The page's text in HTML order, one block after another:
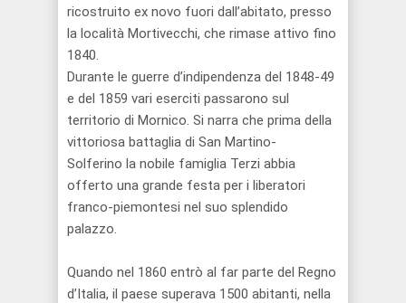
ricostruito ex novo fuori dall’abitato, presso
la località Mortivecchi, che rimase attivo fino
1840.
Durante le guerre d’indipendenza del 1848-49
e del 1859 vari eserciti passarono sul
territorio di Mornico. Si narra che prima della
vittoriosa battaglia di San Martino-
Solferino la nobile famiglia Terzi abbia
offerto una grande festa per i liberatori
franco-piemontesi nel suo splendido
palazzo.
Quando nel 1860 entrò al far parte del Regno
d’Italia, il paese superava 1500 abitanti, nella